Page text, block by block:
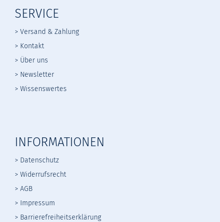
SERVICE
> Versand & Zahlung
> Kontakt
> Über uns
> Newsletter
> Wissenswertes
INFORMATIONEN
> Datenschutz
> Widerrufsrecht
> AGB
> Impressum
> Barrierefreiheitserklärung